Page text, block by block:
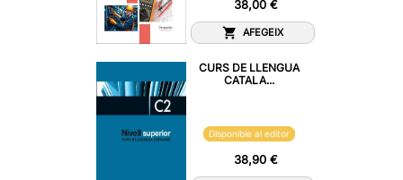
38,00 €
AFEGEIX
CURS DE LLENGUA
CATALA...
Disponible al editor
38,90 €